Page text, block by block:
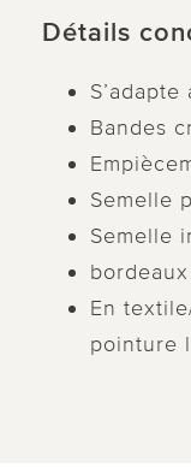
Détails
Bandes
Semelle
Semelle
bordeaux
En
pointure